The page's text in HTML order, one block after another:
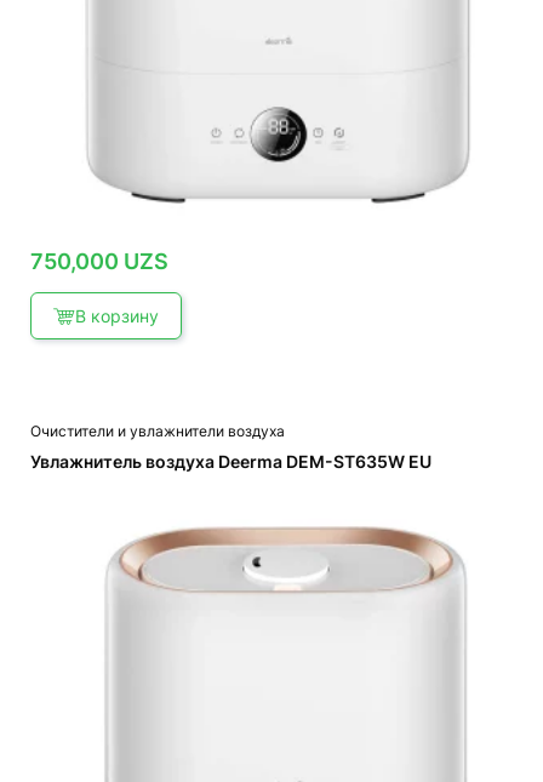
750,000 UZS
В корзину
Очистители и увлажнители воздуха
Увлажнитель воздуха Deerma DEM-ST635W EU